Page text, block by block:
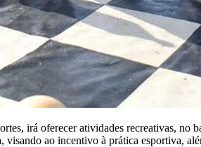
irá oferecer atividades recreativas,
ao incentivo à prática esportiva,